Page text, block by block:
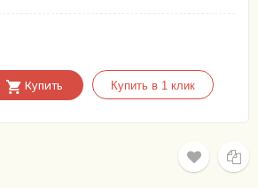
Купить